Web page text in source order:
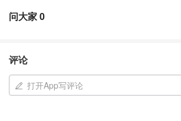
问大家0
评论
打开App写评论